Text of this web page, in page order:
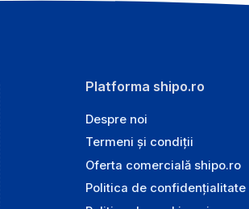
Platforma shipo.ro
Despre noi
Termeni și condiții
Oferta comercială shipo.ro
Politica de confidențialitate